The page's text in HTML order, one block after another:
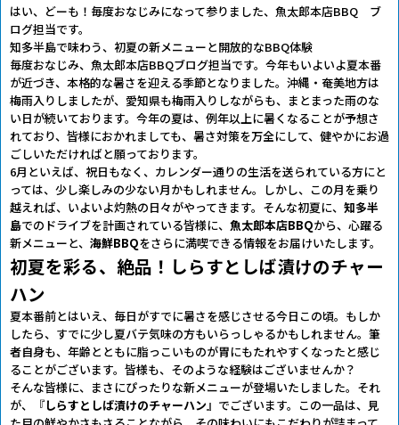
はい、どーも！毎度おなじみになって参りました、魚太郎本店BBQ ブ
ログ担当です。
知多半島で味わう、初夏の新メニューと開放的なBBQ体験
毎度おなじみ、魚太郎本店BBQブログ担当です。今年もいよいよ夏本番
が近づき、本格的な暑さを迎える季節となりました。沖縄・奄美地方は
梅雨入りしましたが、愛知県も梅雨入りしながらも、まとまった雨のな
い日が続いております。今年の夏は、例年以上に暑くなることが予想さ
れており、皆様におかれましても、暑さ対策を万全にして、健やかにお過
ごしいただければと願っております。
6月といえば、祝日もなく、カレンダー通りの生活を送られている方にと
っては、少し楽しみの少ない月かもしれません。しかし、この月を乗り
越えれば、いよいよ灼熱の日々がやってきます。そんな初夏に、 知多半
島でのドライブを計画されている皆様に、 魚太郎本店BBQから、心躍る
新メニューと、 海鮮BBQをさらに満喫できる情報をお届けいたします。
初夏を彩る、絶品！しらすとしば漬けのチャー
ハン
夏本番前とはいえ、毎日がすでに暑さを感じさせる今日この頃。もしか
したら、すでに少し夏バテ気味の方もいらっしゃるかもしれません。筆
者自身も、年齢とともに脂っこいものが胃にもたれやすくなったと感じ
ることがございます。皆様も、そのような経験はございませんか？
そんな皆様に、まさにぴったりな新メニューが登場いたしました。それ
が、『しらすとしば漬けのチャーハン』でございます。この一品は、見